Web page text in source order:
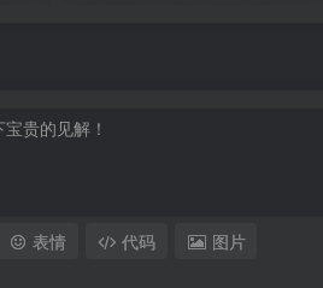
表情 代码 图片